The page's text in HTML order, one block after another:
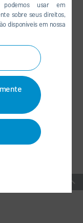
podemos usar em
sobre seus direitos,
disponíveis em nossa